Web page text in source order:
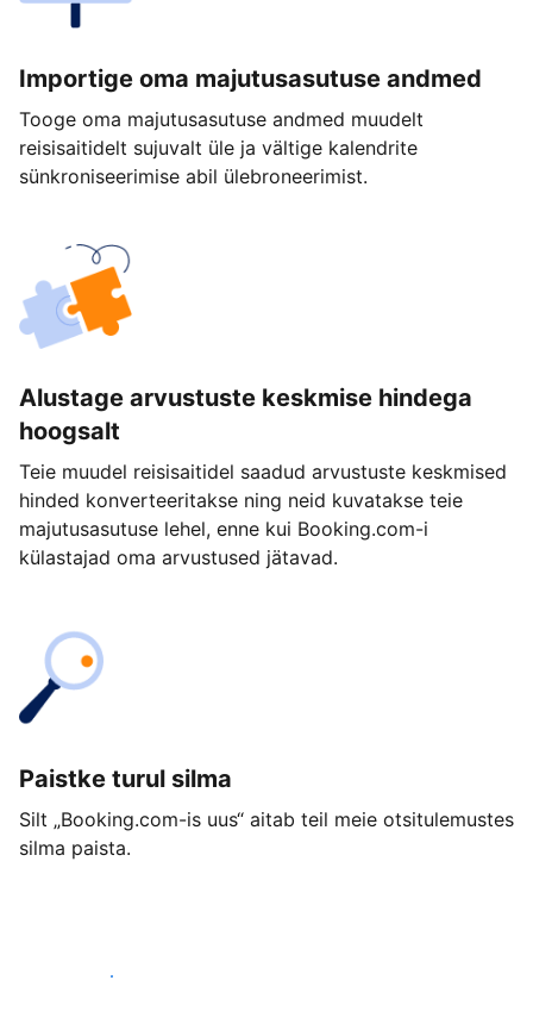
Importige oma majutusasutuse andmed
Tooge oma majutusasutuse andmed muudelt
reisisaitidelt sujuvalt üle ja vältige kalendrite
sünkroniseerimise abil ülebroneerimist.
Alustage arvustuste keskmise hindega
hoogsalt
Teie muudel reisisaitidel saadud arvustuste keskmised
hinded konverteeritakse ning neid kuvatakse teie
majutusasutuse lehel, enne kui Booking.com-i
külastajad oma arvustused jätavad.
Paistke turul silma
Silt „Booking.com-is uus“ aitab teil meie otsitulemustes
silma paista.
Alusta juba täna